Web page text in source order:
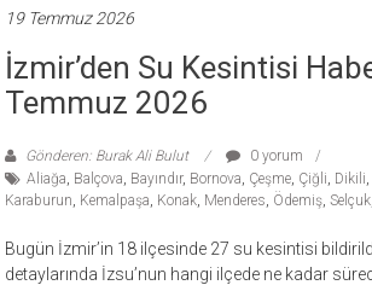
19 Temmuz 2026
İzmir’den Su Kesintisi
Temmuz 2026
Gönderen: Burak Ali Bulut
0 yorum
Aliağa, Balçova, Bayındır, Bornova, Çeşme, Çiğli, Dikili,
Karaburun, Kemalpaşa, Konak, Menderes, Ödemiş,Selçuk
Bugün İzmir’in 18 ilçesinde 27 su kesintisi
detaylarında İzsu’nun hangi ilçede ne kadar